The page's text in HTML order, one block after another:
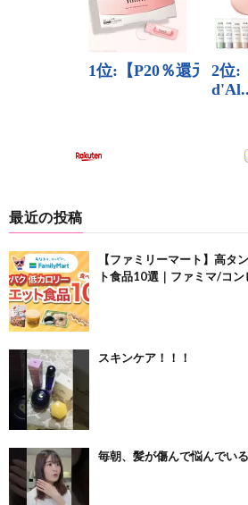
最近の投稿
【ファミリーマート】高タ
ト食品10選｜ファミマ/コ
スキンケア！！！
毎朝、髪が傷んで悩んでい